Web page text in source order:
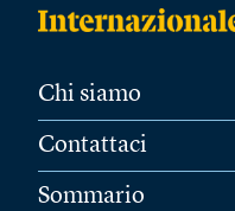
Chi siamo
Contattaci
Sommario